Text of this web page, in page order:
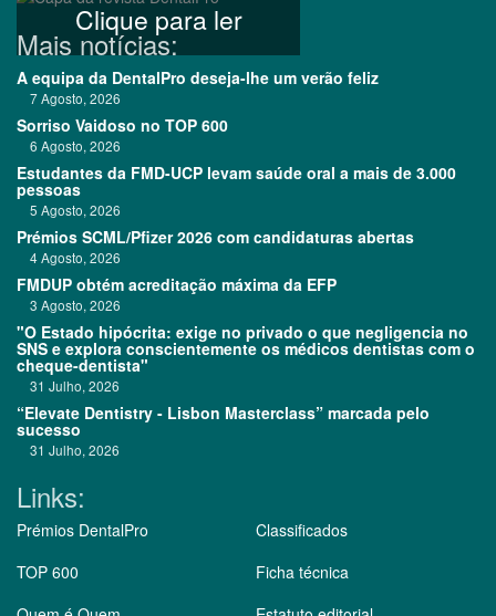
Clique para ler
Mais notícias:
A equipa da DentalPro deseja-lhe um verão feliz
7 Agosto, 2026
Sorriso Vaidoso no TOP 600
6 Agosto, 2026
Estudantes da FMD-UCP levam saúde oral a mais de 3.000
pessoas
5 Agosto, 2026
Prémios SCML/Pfizer 2026 com candidaturas abertas
4 Agosto, 2026
FMDUP obtém acreditação máxima da EFP
3 Agosto, 2026
"O Estado hipócrita: exige no privado o que negligencia no
SNS e explora conscientemente os médicos dentistas com o
cheque-dentista"
31 Julho, 2026
“Elevate Dentistry - Lisbon Masterclass” marcada pelo
sucesso
31 Julho, 2026
Links:
Prémios DentalPro
TOP 600
Classificados
Ficha técnica